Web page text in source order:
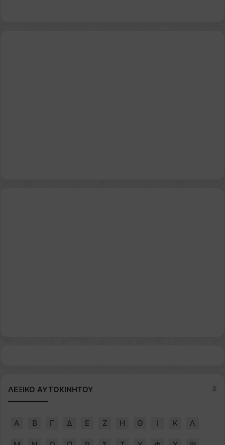
ΛΕΞΙΚΟ ΑΥΤΟΚΙΝΗΤΟΥ
Α Β Γ Δ Ε Ζ Η Θ Ι Κ Λ